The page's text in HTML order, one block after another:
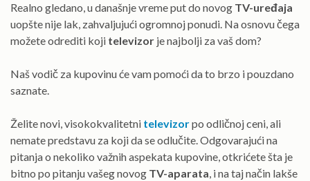
Realno gledano, u današnje vreme put do novog TV-uređaja
uopšte nije lak, zahvaljujući ogromnoj ponudi. Na osnovu čega
možete odrediti koji televizor je najbolji za vaš dom?
Naš vodič za kupovinu će vam pomoći da to brzo i pouzdano
saznate.
Želite novi, visokokvalitetni televizorpo odličnoj ceni, ali
nemate predstavu za koji da se odlučite. Odgovarajući na
pitanja o nekoliko važnih aspekata kupovine, otkrićete šta je
bitno po pitanju vašeg novog TV-aparata, i na taj način lakše